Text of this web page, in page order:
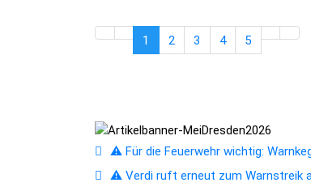
1 2 3 4 5
⚠️ Für die Feuerwehr wichtig:
⚠️ Verdi ruft erneut zum Warnstreik